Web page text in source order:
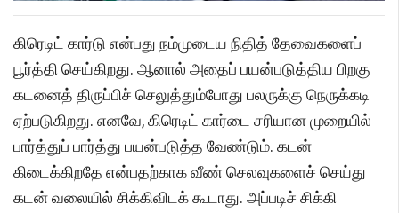
கிரெடிட் கார்டு என்பது நம்முடைய நிதித் தேவைகளைப்
பூர்த்தி செய்கிறது. ஆனால் அதைப் பயன்படுத்திய பிறகு
கடனைத் திருப்பிச் செலுத்தும்போது பலருக்கு நெருக்கடி
ஏற்படுகிறது. எனவே, கிரெடிட் கார்டை சரியான முறையில்
பார்த்துப் பார்த்து பயன்படுத்த வேண்டும். கடன்
கிடைக்கிறதே என்பதற்காக வீண் செலவுகளைச் செய்து
கடன் வலையில் சிக்கிவிடக் கூடாது. அப்படிச் சிக்கி